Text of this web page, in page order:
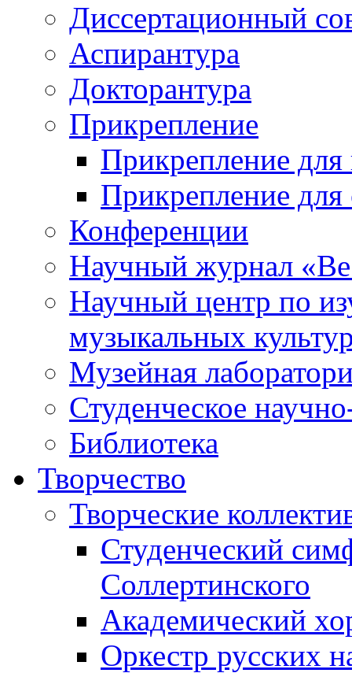
Диссертационный
Аспирантура
Докторантура
Прикрепление
Прикрепление для
Прикрепление для
Конференции
Научный журнал
Научный центр по
музыкальных
Музейная
Студенческое
Библиотека
Творчество
Творческие
Студенческий
Соллертинского
Академический
Оркестр русских